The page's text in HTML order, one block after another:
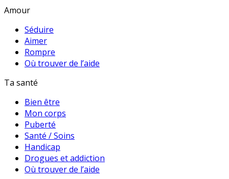
Amour
Séduire
Aimer
Rompre
Où trouver de l’aide
Ta santé
Bien être
Mon corps
Puberté
Santé / Soins
Handicap
Drogues et addiction
Où trouver de l’aide